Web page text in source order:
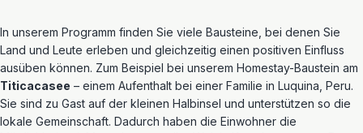
In unserem Programm finden Sie viele Bausteine, bei denen Sie
Land und Leute erleben und gleichzeitig einen positiven Einfluss
ausüben können. Zum Beispiel bei unserem Homestay-Baustein am
Titicacasee – einem Aufenthalt bei einer Familie in Luquina, Peru.
Sie sind zu Gast auf der kleinen Halbinsel und unterstützen so die
lokale Gemeinschaft. Dadurch haben die Einwohner die